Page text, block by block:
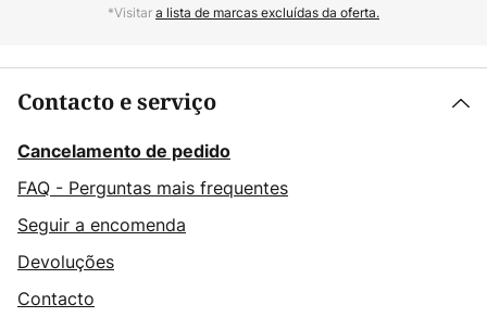
*Visitara lista de marcas excluídas da oferta.
Contacto e serviço
Cancelamento de pedido
FAQ - Perguntas mais frequentes
Seguir a encomenda
Devoluções
Contacto